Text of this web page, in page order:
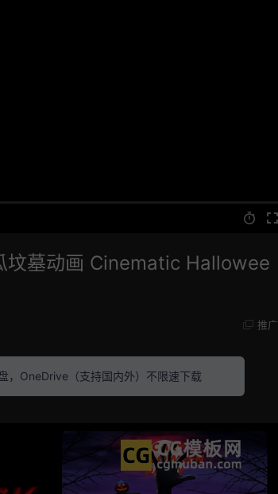
坟墓动画 Cinematic Hallowee
推广
OneDrive（支持国内外）不限速下载